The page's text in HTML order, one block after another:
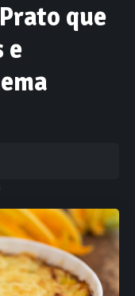
que
e